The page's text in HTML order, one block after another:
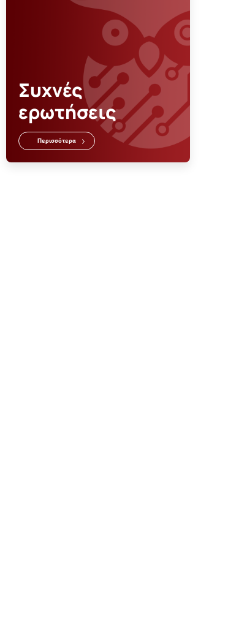
Συχνές
ερωτήσεις
Περισσότερα